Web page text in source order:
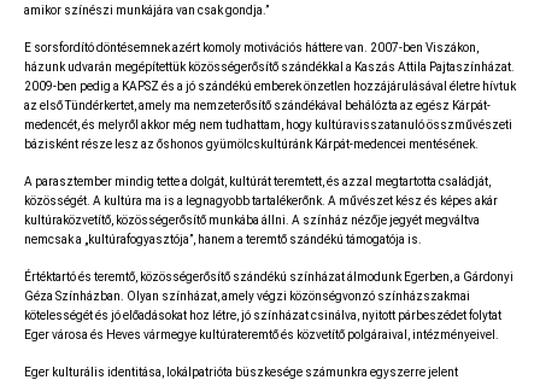
amikor színészi munkájára van csak gondja.”
E sorsfordító döntésemnek azért komoly motivációs háttere van. 2007-ben Viszákon,
házunk udvarán megépítettük közösségerősítő szándékkal a Kaszás Attila Pajtaszínházat.
2009-ben pedig a KAPSZ és a jó szándékú emberek önzetlen hozzájárulásával életre hívtuk
az első Tündérkertet, amely ma nemzeterősítő szándékával behálózta az egész Kárpát-
medencét, és melyről akkor még nem tudhattam, hogy kultúravisszatanuló összművészeti
bázisként része lesz az őshonos gyümölcskultúránk Kárpát-medencei mentésének.
A parasztember mindig tette a dolgát, kultúrát teremtett, és azzal megtartotta családját,
közösségét. A kultúra ma is a legnagyobb tartalékerőnk. A művészet kész és képes akár
kultúraközvetítő, közösségerősítő munkába állni. A színház nézője jegyét megváltva
nemcsak a „kultúrafogyasztója”, hanem a teremtő szándékú támogatója is.
Értéktartó és teremtő, közösségerősítő szándékú színházat álmodunk Egerben, a Gárdonyi
Géza Színházban. Olyan színházat, amely végzi közönségvonzó színházszakmai
kötelességét és jó előadásokat hoz létre, jó színházat csinálva, nyitott párbeszédet folytat
Eger városa és Heves vármegye kultúrateremtő és közvetítő polgáraival, intézményeivel.
Eger kulturális identitása, lokálpatrióta büszkesége számunkra egyszerre jelent